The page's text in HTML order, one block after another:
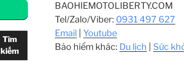
Tìm
kiếm
BAOHIEMOTOLIBERTY.COM
Tel/Zalo/Viber: 0931 497 627
Email
Youtube
Bảo hiểm khác: Du lịch Sức